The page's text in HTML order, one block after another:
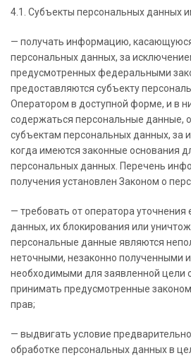
4.1. Субъекты персональных данных
— получать информацию,
персональных данных, за
предусмотренных федеральными
предоставляются субъекту
Оператором в доступной форме, и в
содержаться персональные данные,
субъектам персональных данных, за
когда имеются законные основания
персональных данных. Перечень
получения установлен Законом о
— требовать от оператора уточнения
данных, их блокирования или
персональные данные являются
неточными, незаконно полученными
необходимыми для заявленной цели
принимать предусмотренные
прав;
— выдвигать условие
обработке персональных данных в